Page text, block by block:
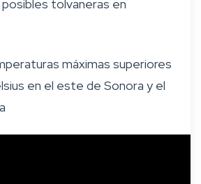
tolvaneras en
máximas superiores
en el este de Sonora y el